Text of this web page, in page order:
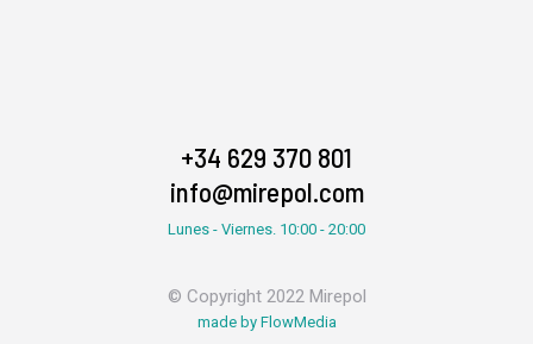
+34 629 370 801
info@mirepol.com
Lunes - Viernes. 10:00 - 20:00
© Copyright 2022 Mirepol
made by FlowMedia